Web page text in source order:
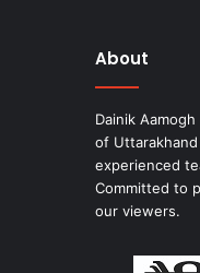
About
Dainik
of
experienced
Committed to
our viewers.